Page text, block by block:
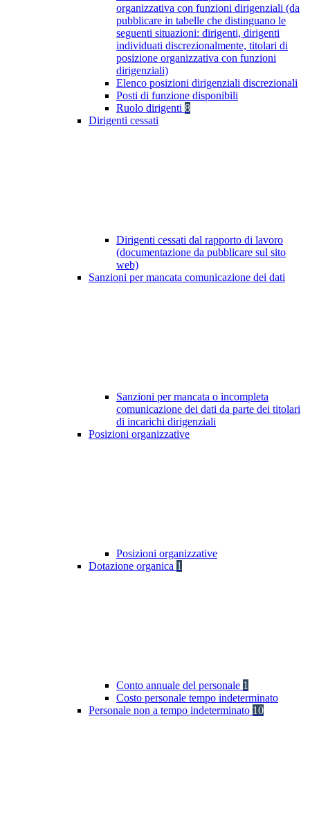
organizzativa con funzioni dirigenziali (da
pubblicare in tabelle che distinguano le
seguenti situazioni: dirigenti, dirigenti
individuati discrezionalmente, titolari di
posizione organizzativa con funzioni
dirigenziali)
Elenco posizioni dirigenziali discrezionali
Posti di funzione disponibili
Ruolo dirigenti 8
Dirigenti cessati
Dirigenti cessati dal rapporto di lavoro
(documentazione da pubblicare sul sito
web)
Sanzioni per mancata comunicazione dei dati
Sanzioni per mancata o incompleta
comunicazione dei dati da parte dei titolari
di incarichi dirigenziali
Posizioni organizzative
Posizioni organizzative
Dotazione organica 1
Conto annuale del personale 1
Costo personale tempo indeterminato
Personale non a tempo indeterminato 10